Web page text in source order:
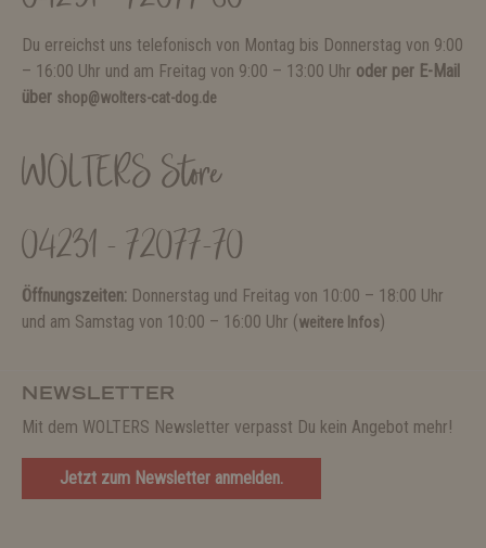
Du erreichst uns telefonisch von Montag bis Donnerstag von 9:00
– 16:00 Uhr und am Freitag von 9:00 – 13:00 Uhr oder per E-Mail
über shop@wolters-cat-dog.de
WOLTERS Store
04231 - 72077-70
Öffnungszeiten: Donnerstag und Freitag von 10:00 – 18:00 Uhr
und am Samstag von 10:00 – 16:00 Uhr (weitere Infos)
NEWSLETTER
Mit dem WOLTERS Newsletter verpasst Du kein Angebot mehr!
Jetzt zum Newsletter anmelden.